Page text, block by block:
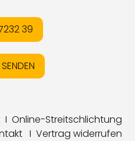
39
I Online-Streitschlichtung
I Vertrag widerrufen